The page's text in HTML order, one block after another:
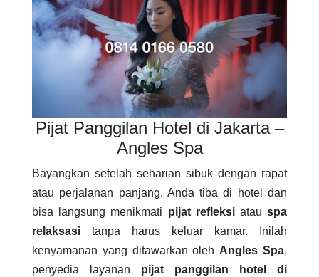
Pijat Panggilan Hotel di Jakarta –
Angles Spa
Bayangkan setelah seharian sibuk dengan rapat
atau perjalanan panjang, Anda tiba di hotel dan
bisa langsung menikmati pijat refleksiatauspa
relaksasi tanpa harus keluar kamar. Inilah
kenyamanan yang ditawarkan olehAngles Spa,
penyedia layanan pijat panggilan hotel di